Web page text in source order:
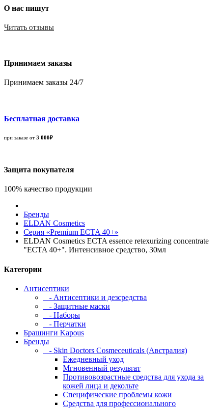
О нас пишут
Читать отзывы
Принимаем заказы
Принимаем заказы 24/7
Бесплатная доставка
при заказе от 3 000₽
Защита покупателя
100% качество продукции
Бренды
ELDAN Cosmetics
Серия «Premium ECTA 40+»
ELDAN Cosmetics ECTA essence retexurizing concentrate
"ECTA 40+". Интенсивное средство, 30мл
Категории
Антисептики
- Антисептики и дезсредства
- Защитные маски
- Наборы
- Перчатки
Брашинги Kapous
Бренды
- Skin Doctors Cosmeceuticals (Австралия)
Ежедневный уход
Мгновенный результат
Противовозрастные средства для ухода за
кожей лица и декольте
Специфические проблемы кожи
Средства для профессионального